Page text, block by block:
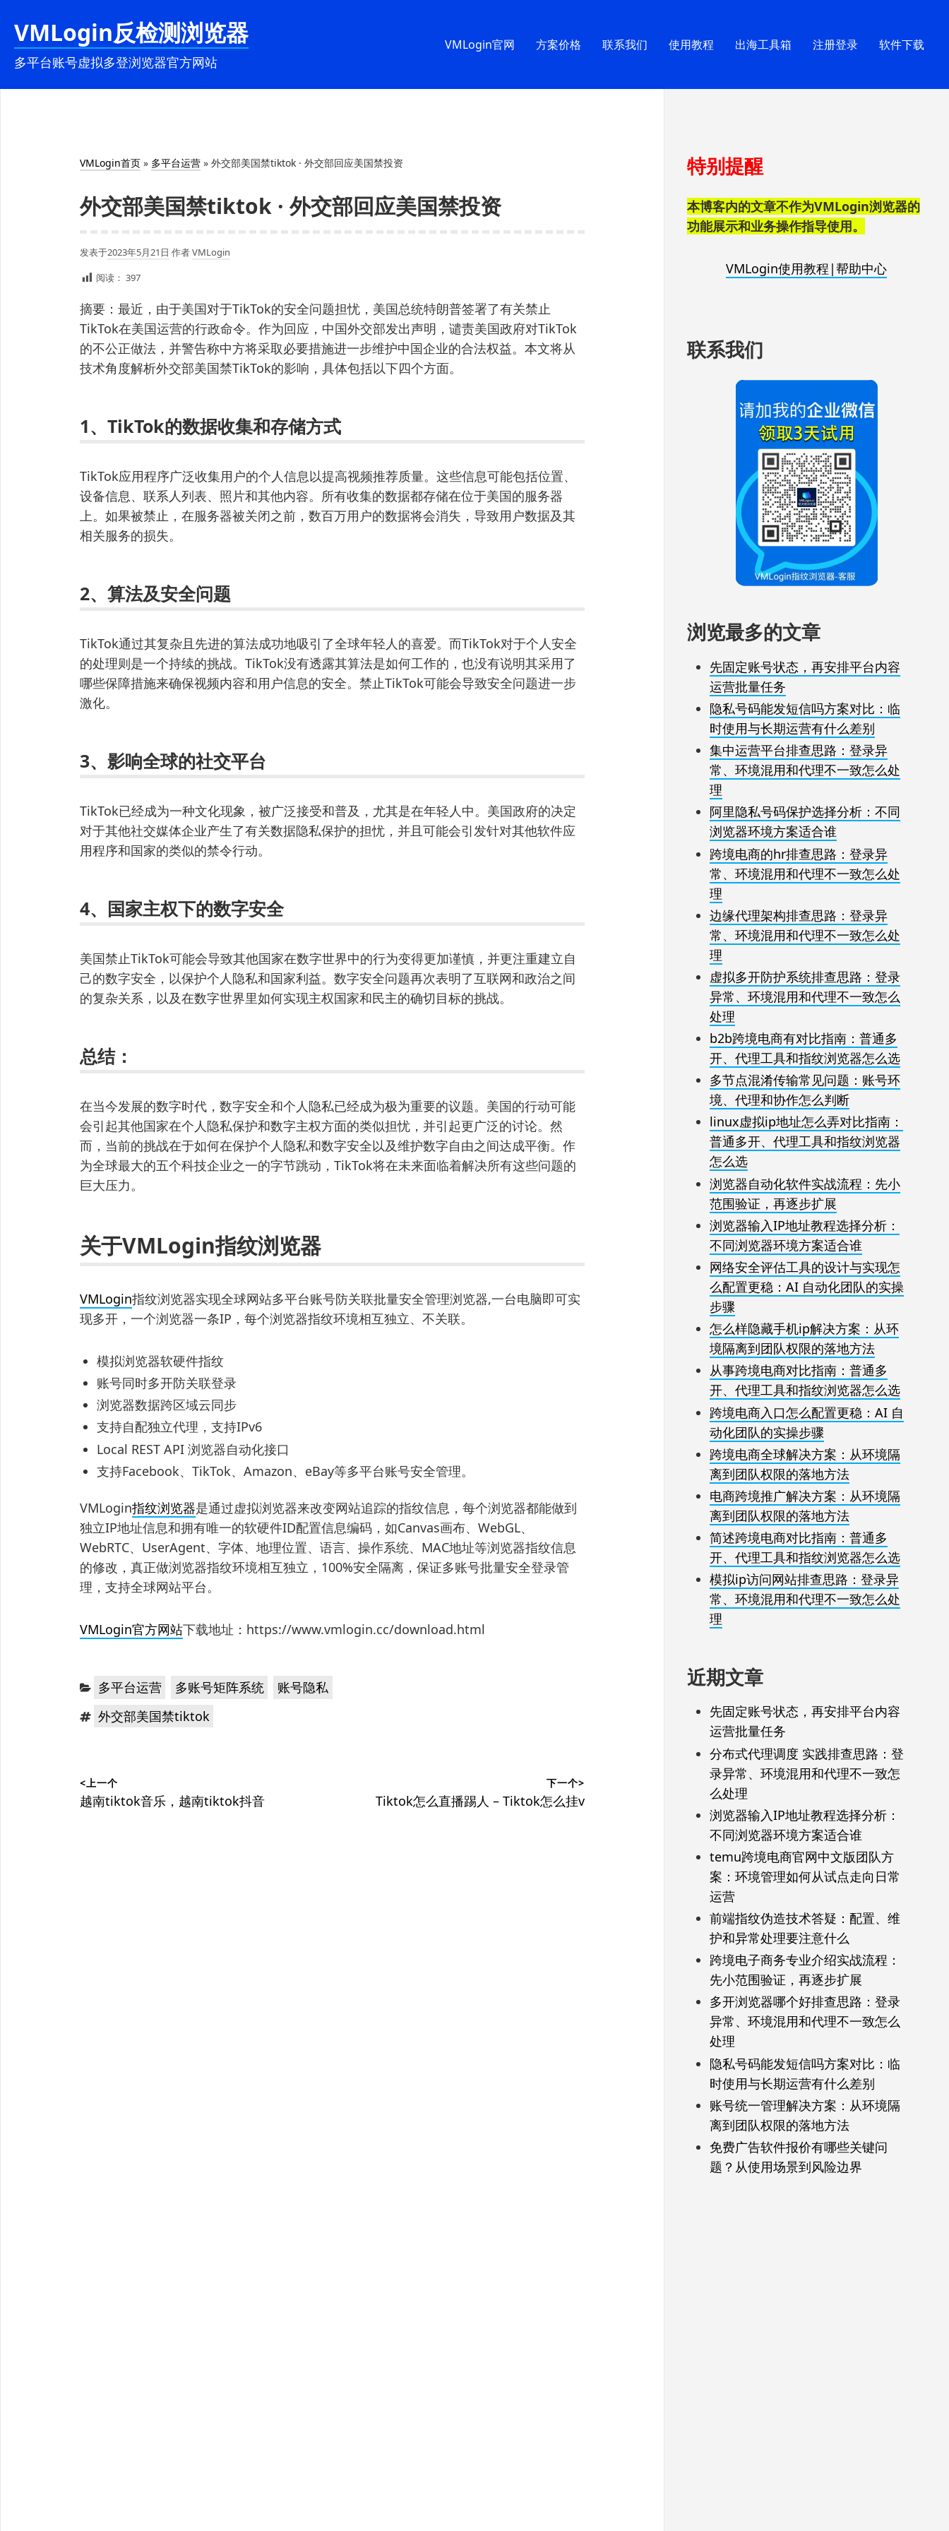
VMLogin反检测浏览器
多平台账号虚拟多登浏览器官方网站
VMLogin官网 方案价格 联系我们 使用教程 出海工具箱 注册登录 软件下载
VMLogin首页 » 多平台运营 » 外交部美国禁tiktok · 外交部回应美国禁投资
外交部美国禁tiktok · 外交部回应美国禁投资
发表于2023年5月21日 作者VMLogin
阅读： 397
摘要：最近，由于美国对于TikTok的安全问题担忧，美国总统特朗普签署了有关禁止
TikTok在美国运营的行政命令。作为回应，中国外交部发出声明，谴责美国政府对TikTok
的不公正做法，并警告称中方将采取必要措施进一步维护中国企业的合法权益。本文将从
技术角度解析外交部美国禁TikTok的影响，具体包括以下四个方面。
1、TikTok的数据收集和存储方式
TikTok应用程序广泛收集用户的个人信息以提高视频推荐质量。这些信息可能包括位置、
设备信息、联系人列表、照片和其他内容。所有收集的数据都存储在位于美国的服务器
上。如果被禁止，在服务器被关闭之前，数百万用户的数据将会消失，导致用户数据及其
相关服务的损失。
2、算法及安全问题
TikTok通过其复杂且先进的算法成功地吸引了全球年轻人的喜爱。而TikTok对于个人安全
的处理则是一个持续的挑战。TikTok没有透露其算法是如何工作的，也没有说明其采用了
哪些保障措施来确保视频内容和用户信息的安全。禁止TikTok可能会导致安全问题进一步
激化。
3、影响全球的社交平台
TikTok已经成为一种文化现象，被广泛接受和普及，尤其是在年轻人中。美国政府的决定
对于其他社交媒体企业产生了有关数据隐私保护的担忧，并且可能会引发针对其他软件应
用程序和国家的类似的禁令行动。
4、国家主权下的数字安全
美国禁止TikTok可能会导致其他国家在数字世界中的行为变得更加谨慎，并更注重建立自
己的数字安全，以保护个人隐私和国家利益。数字安全问题再次表明了互联网和政治之间
的复杂关系，以及在数字世界里如何实现主权国家和民主的确切目标的挑战。
总结：
在当今发展的数字时代，数字安全和个人隐私已经成为极为重要的议题。美国的行动可能
会引起其他国家在个人隐私保护和数字主权方面的类似担忧，并引起更广泛的讨论。然
而，当前的挑战在于如何在保护个人隐私和数字安全以及维护数字自由之间达成平衡。作
为全球最大的五个科技企业之一的字节跳动，TikTok将在未来面临着解决所有这些问题的
巨大压力。
关于VMLogin指纹浏览器
VMLogin指纹浏览器实现全球网站多平台账号防关联批量安全管理浏览器,一台电脑即可实
现多开，一个浏览器一条IP，每个浏览器指纹环境相互独立、不关联。
模拟浏览器软硬件指纹
账号同时多开防关联登录
浏览器数据跨区域云同步
支持自配独立代理，支持IPv6
Local REST API 浏览器自动化接口
支持Facebook、TikTok、Amazon、eBay等多平台账号安全管理。
VMLogin指纹浏览器是通过虚拟浏览器来改变网站追踪的指纹信息，每个浏览器都能做到
独立IP地址信息和拥有唯一的软硬件ID配置信息编码，如Canvas画布、WebGL、
WebRTC、UserAgent、字体、地理位置、语言、操作系统、MAC地址等浏览器指纹信息
的修改，真正做浏览器指纹环境相互独立，100%安全隔离，保证多账号批量安全登录管
理，支持全球网站平台。
VMLogin官方网站下载地址：https://www.vmlogin.cc/download.html
分 多平台运营 ，
多账号矩阵系统 ，
账号隐私
标 外交部美国禁tiktok
章
<上一个
上
越南tiktok音乐，越南tiktok抖音
下一个>
下
Tiktok怎么直播踢人 – Tiktok怎么挂v
至
脚
特别提醒
本博客内的文章不作为VMLogin浏览器的
功能展示和业务操作指导使用。
VMLogin使用教程|帮助中心
联系我们
浏览最多的文章
先固定账号状态，再安排平台内容
运营批量任务
隐私号码能发短信吗方案对比：临
时使用与长期运营有什么差别
集中运营平台排查思路：登录异
常、环境混用和代理不一致怎么处
理
阿里隐私号码保护选择分析：不同
浏览器环境方案适合谁
跨境电商的hr排查思路：登录异
常、环境混用和代理不一致怎么处
理
边缘代理架构排查思路：登录异
常、环境混用和代理不一致怎么处
理
虚拟多开防护系统排查思路：登录
异常、环境混用和代理不一致怎么
处理
b2b跨境电商有对比指南：普通多
开、代理工具和指纹浏览器怎么选
多节点混淆传输常见问题：账号环
境、代理和协作怎么判断
linux虚拟ip地址怎么弄对比指南：
普通多开、代理工具和指纹浏览器
怎么选
浏览器自动化软件实战流程：先小
范围验证，再逐步扩展
浏览器输入IP地址教程选择分析：
不同浏览器环境方案适合谁
网络安全评估工具的设计与实现怎
么配置更稳：AI 自动化团队的实操
步骤
怎么样隐藏手机ip解决方案：从环
境隔离到团队权限的落地方法
从事跨境电商对比指南：普通多
开、代理工具和指纹浏览器怎么选
跨境电商入口怎么配置更稳：AI 自
动化团队的实操步骤
跨境电商全球解决方案：从环境隔
离到团队权限的落地方法
电商跨境推广解决方案：从环境隔
离到团队权限的落地方法
简述跨境电商对比指南：普通多
开、代理工具和指纹浏览器怎么选
模拟ip访问网站排查思路：登录异
常、环境混用和代理不一致怎么处
理
近期文章
先固定账号状态，再安排平台内容
运营批量任务
分布式代理调度 实践排查思路：登
录异常、环境混用和代理不一致怎
么处理
浏览器输入IP地址教程选择分析：
不同浏览器环境方案适合谁
temu跨境电商官网中文版团队方
案：环境管理如何从试点走向日常
运营
前端指纹伪造技术答疑：配置、维
护和异常处理要注意什么
跨境电子商务专业介绍实战流程：
先小范围验证，再逐步扩展
多开浏览器哪个好排查思路：登录
异常、环境混用和代理不一致怎么
处理
隐私号码能发短信吗方案对比：临
时使用与长期运营有什么差别
账号统一管理解决方案：从环境隔
离到团队权限的落地方法
免费广告软件报价有哪些关键问
题？从使用场景到风险边界